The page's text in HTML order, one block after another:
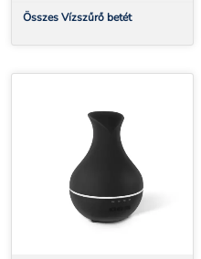
Összes Vízszűrő betét